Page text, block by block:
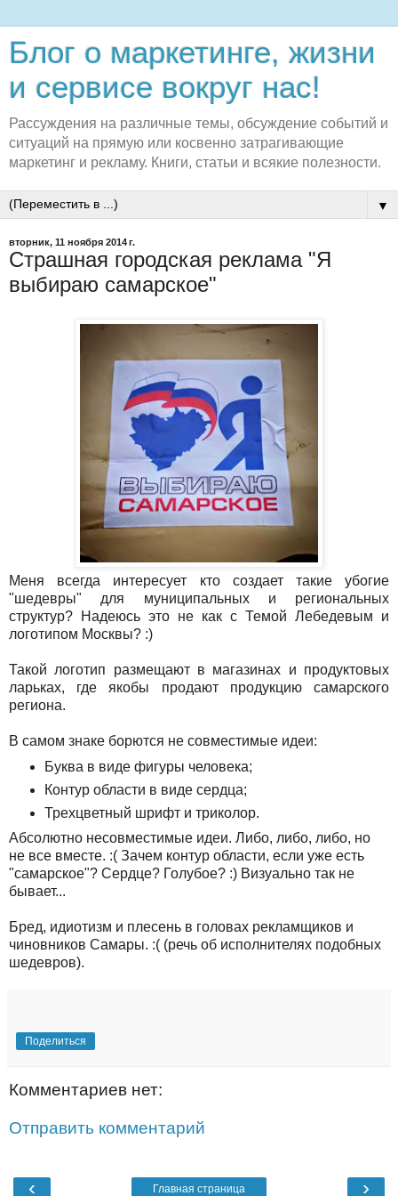
Блог о маркетинге, жизни
и сервисе вокруг нас!
Рассуждения на различные темы, обсуждение событий и
ситуаций на прямую или косвенно затрагивающие
маркетинг и рекламу. Книги, статьи и всякие полезности.
▼
вторник, 11 ноября 2014 г.
Страшная городская реклама "Я
выбираю самарское"
Меня всегда интересует кто создает такие убогие
"шедевры" для муниципальных и региональных
структур? Надеюсь это не как с Темой Лебедевым и
логотипом Москвы? :)
Такой логотип размещают в магазинах и продуктовых
ларьках, где якобы продают продукцию самарского
региона.
В самом знаке борются не совместимые идеи:
Буква в виде фигуры человека;
Контур области в виде сердца;
Трехцветный шрифт и триколор.
Абсолютно несовместимые идеи. Либо, либо, либо, но
не все вместе. :( Зачем контур области, если уже есть
"самарское"? Сердце? Голубое? :) Визуально так не
бывает...
Бред, идиотизм и плесень в головах рекламщиков и
чиновников Самары. :( (речь об исполнителях подобных
шедевров).
Поделиться
Комментариев нет:
Отправить комментарий
‹ ›
Главная страница